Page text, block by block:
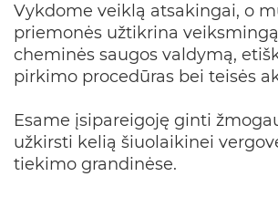
Vykdome veiklą atsakingai, o
priemonės užtikrina
cheminės saugos valdymą,
pirkimo procedūras bei teisės
Esame įsipareigoję ginti
užkirsti kelią šiuolaikinei
tiekimo grandinėse.